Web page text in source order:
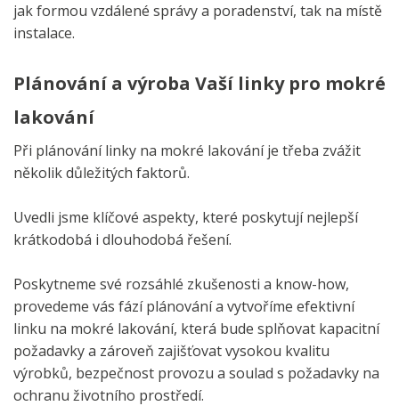
jak formou vzdálené správy a poradenství, tak na místě
instalace.
Plánování a výroba Vaší linky pro mokré
lakování
Při plánování linky na mokré lakování je třeba zvážit
několik důležitých faktorů.
Uvedli jsme klíčové aspekty, které poskytují nejlepší
krátkodobá i dlouhodobá řešení.
Poskytneme své rozsáhlé zkušenosti a know-how,
provedeme vás fází plánování a vytvoříme efektivní
linku na mokré lakování, která bude splňovat kapacitní
požadavky a zároveň zajišťovat vysokou kvalitu
výrobků, bezpečnost provozu a soulad s požadavky na
ochranu životního prostředí.